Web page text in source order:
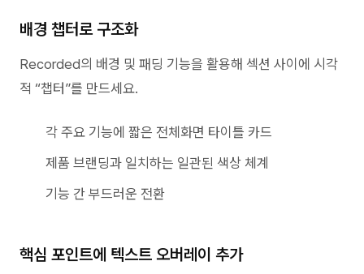
배경 챕터로 구조화
Recorded의 배경 및 패딩 기능을 활용해 섹션 사이에 시각
적 “챕터”를 만드세요.
각 주요 기능에 짧은 전체화면 타이틀 카드
제품 브랜딩과 일치하는 일관된 색상 체계
기능 간 부드러운 전환
핵심 포인트에 텍스트 오버레이 추가